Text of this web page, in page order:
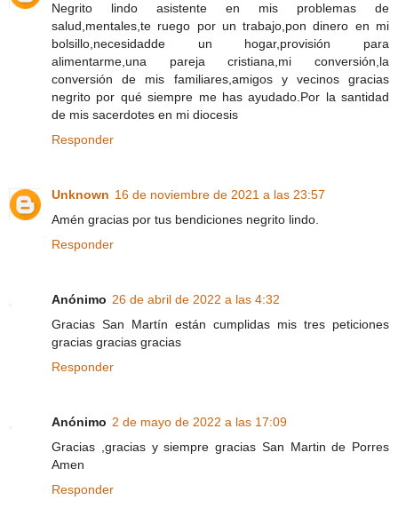
Negrito lindo asistente en mis problemas de
salud,mentales,te ruego por un trabajo,pon dinero en mi
bolsillo,necesidadde un hogar,provisión para
alimentarme,una pareja cristiana,mi conversión,la
conversión de mis familiares,amigos y vecinos gracias
negrito por qué siempre me has ayudado.Por la santidad
de mis sacerdotes en mi diocesis
Responder
Unknown 16 de noviembre de 2021 a las 23:57
Amén gracias por tus bendiciones negrito lindo.
Responder
Anónimo 26 de abril de 2022 a las 4:32
Gracias San Martín están cumplidas mis tres peticiones
gracias gracias gracias
Responder
Anónimo 2 de mayo de 2022 a las 17:09
Gracias ,gracias y siempre gracias San Martin de Porres
Amen
Responder